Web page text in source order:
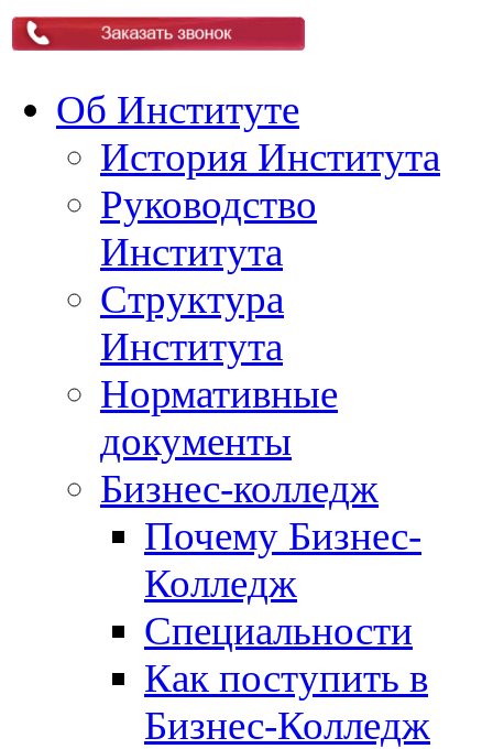
Об Институте
История Института
Руководство
Института
Структура
Института
Нормативные
документы
Бизнес-колледж
Почему Бизнес-
Колледж
Специальности
Как поступить в
Бизнес-Колледж